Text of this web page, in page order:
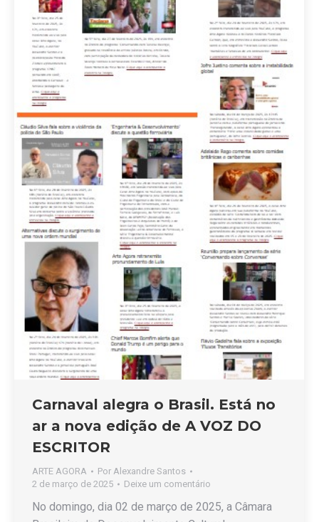
Carnaval alegra o Brasil. Está no
ar a nova edição de A VOZ DO
ESCRITOR
ARTE AGORA Por Alexandre Santos
2 de março de 2025
Deixe um comentário
No domingo, dia 02 de março de 2025, a Câmara